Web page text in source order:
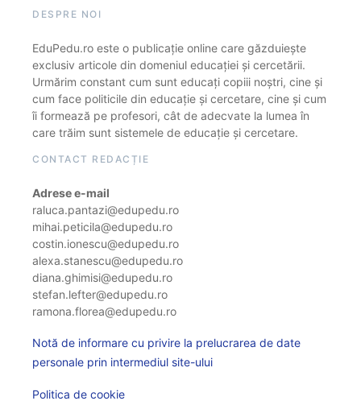
DESPRE NOI
EduPedu.ro este o publicație online care găzduiește
exclusiv articole din domeniul educației și cercetării.
Urmărim constant cum sunt educați copiii noștri, cine și
cum face politicile din educație și cercetare, cine și cum
îi formează pe profesori, cât de adecvate la lumea în
care trăim sunt sistemele de educație și cercetare.
CONTACT REDACȚIE
Adrese e-mail
raluca.pantazi@edupedu.ro
mihai.peticila@edupedu.ro
costin.ionescu@edupedu.ro
alexa.stanescu@edupedu.ro
diana.ghimisi@edupedu.ro
stefan.lefter@edupedu.ro
ramona.florea@edupedu.ro
Notă de informare cu privire la prelucrarea de date
personale prin intermediul site-ului
Politica de cookie